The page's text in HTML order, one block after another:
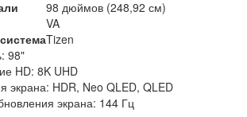
98 дюймов (248,92 см)
VA
Tizen
98"
HD: 8K UHD
экрана: HDR, Neo QLED, QLED
экрана: 144 Гц